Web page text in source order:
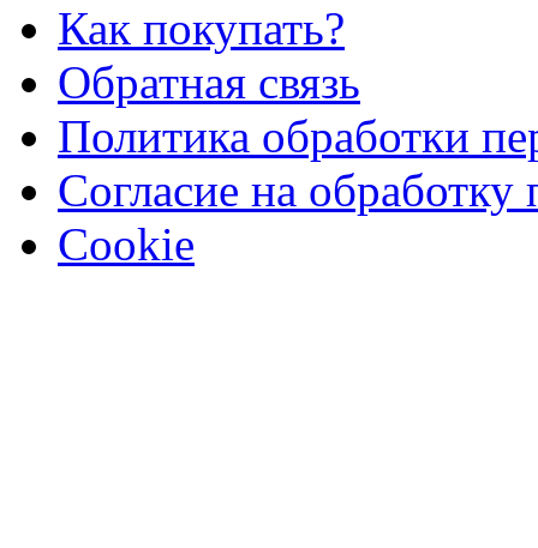
Как покупать?
Обратная связь
Политика обработки
Согласие на
Cookie